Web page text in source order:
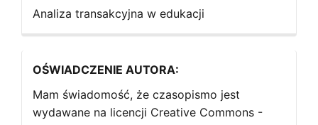
Analiza transakcyjna w edukacji
OŚWIADCZENIE AUTORA:
Mam świadomość, że czasopismo jest
wydawane na licencji Creative Commons -